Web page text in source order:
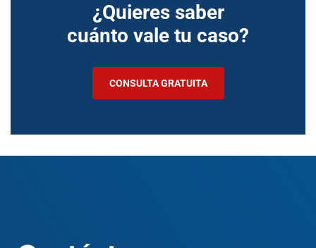
¿Quieres saber
cuánto vale tu caso?
CONSULTA GRATUITA